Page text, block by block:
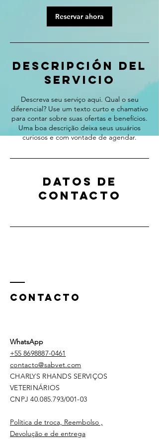
Reservar ahora
Descripción del
servicio
Descreva seu serviço aqui. Qual o seu
diferencial? Use um texto curto e chamativo
para contar sobre suas ofertas e benefícios.
Uma boa descrição deixa seus usuários
curiosos e com vontade de agendar.
Datos de
contacto
CONTACTO
WhatsApp
+55 8698887-0461
contacto@sabvet.com
CHARLYS RHANDS SERVIÇOS
VETERINÁRIOS
CNPJ40.085.793/001-03
Política de troca, Reembolso ,
Devolução e de entrega